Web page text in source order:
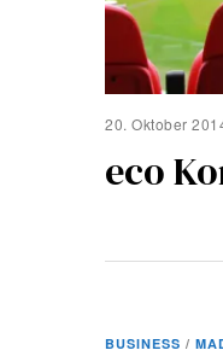
20. Oktober
eco
BUSINESS /